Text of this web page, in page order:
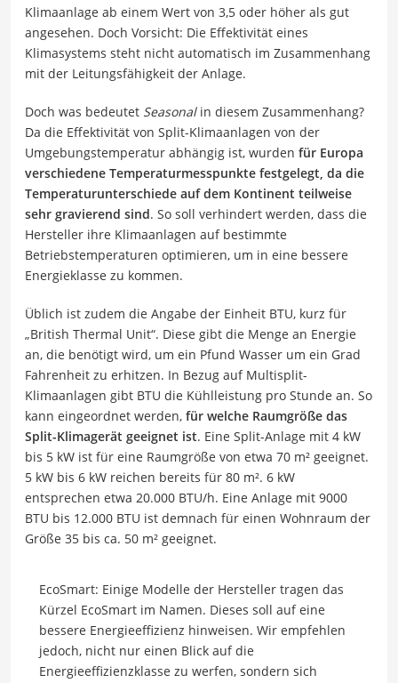
Klimaanlage ab einem Wert von 3,5 oder höher als gut
angesehen. Doch Vorsicht: Die Effektivität eines
Klimasystems steht nicht automatisch im Zusammenhang
mit der Leitungsfähigkeit der Anlage.
Doch was bedeutet Seasonalin diesem Zusammenhang?
Da die Effektivität von Split-Klimaanlagen von der
Umgebungstemperatur abhängig ist, wurden für Europa
verschiedene Temperaturmesspunkte festgelegt, da die
Temperaturunterschiede auf dem Kontinent teilweise
sehr gravierend sind. So soll verhindert werden, dass die
Hersteller ihre Klimaanlagen auf bestimmte
Betriebstemperaturen optimieren, um in eine bessere
Energieklasse zu kommen.
Üblich ist zudem die Angabe der Einheit BTU, kurz für
„British Thermal Unit“. Diese gibt die Menge an Energie
an, die benötigt wird, um ein Pfund Wasser um ein Grad
Fahrenheit zu erhitzen. In Bezug auf Multisplit-
Klimaanlagen gibt BTU die Kühlleistung pro Stunde an. So
kann eingeordnet werden, für welche Raumgröße das
Split-Klimagerät geeignet ist. Eine Split-Anlage mit 4 kW
bis 5 kW ist für eine Raumgröße von etwa 70 m² geeignet.
5 kW bis 6 kW reichen bereits für 80 m². 6 kW
entsprechen etwa 20.000 BTU/h. Eine Anlage mit 9000
BTU bis 12.000 BTU ist demnach für einen Wohnraum der
Größe 35 bis ca. 50 m² geeignet.
EcoSmart: Einige Modelle der Hersteller tragen das
Kürzel EcoSmart im Namen. Dieses soll auf eine
bessere Energieeffizienz hinweisen. Wir empfehlen
jedoch, nicht nur einen Blick auf die
Energieeffizienzklasse zu werfen, sondern sich